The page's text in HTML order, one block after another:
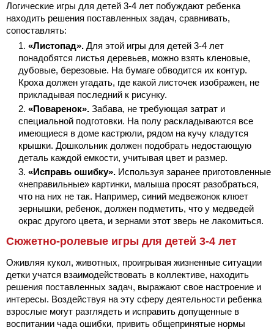
Логические игры для детей 3-4 лет побуждают ребенка
находить решения поставленных задач, сравнивать,
сопоставлять:
«Листопад». Для этой игры для детей 3-4 лет
понадобятся листья деревьев, можно взять кленовые,
дубовые, березовые. На бумаге обводится их контур.
Кроха должен угадать, где какой листочек изображен, не
прикладывая последний к рисунку.
«Поваренок». Забава, не требующая затрат и
специальной подготовки. На полу раскладываются все
имеющиеся в доме кастрюли, рядом на кучу кладутся
крышки. Дошкольник должен подобрать недостающую
деталь каждой емкости, учитывая цвет и размер.
«Исправь ошибку». Используя заранее приготовленные
«неправильные» картинки, малыша просят разобраться,
что на них не так. Например, синий медвежонок клюет
зернышки, ребенок, должен подметить, что у медведей
окрас другого цвета, и зернами этот зверь не лакомиться.
Сюжетно-ролевые игры для детей 3-4 лет
Оживляя кукол, животных, проигрывая жизненные ситуации
детки учатся взаимодействовать в коллективе, находить
решения поставленных задач, выражают свое настроение и
интересы. Воздействуя на эту сферу деятельности ребенка
взрослые могут разглядеть и исправить допущенные в
воспитании чада ошибки, привить общепринятые нормы